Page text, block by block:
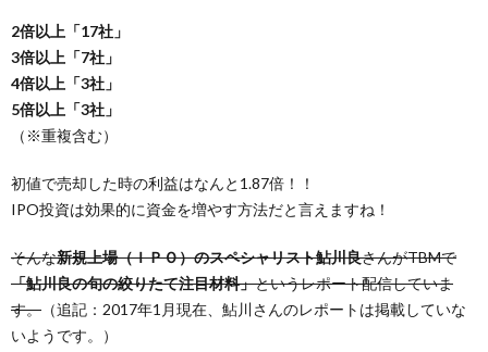
2倍以上「17社」
3倍以上「7社」
4倍以上「3社」
5倍以上「3社」
（※重複含む）
初値で売却した時の利益はなんと1.87倍！！
IPO投資は効果的に資金を増やす方法だと言えますね！
そんな新規上場（ＩＰＯ）のスペシャリスト鮎川良さんがTBMで
「鮎川良の旬の絞りたて注目材料」というレポート配信していま
す。 （追記：2017年1月現在、鮎川さんのレポートは掲載していな
いようです。）